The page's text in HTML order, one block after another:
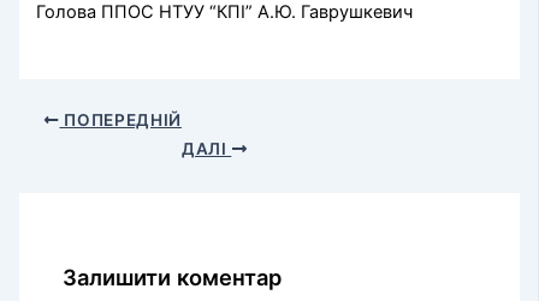
Голова ППОС НТУУ “КПІ” А.Ю. Гаврушкевич
ПОПЕРЕДНІЙ
ДАЛІ
Залишити коментар